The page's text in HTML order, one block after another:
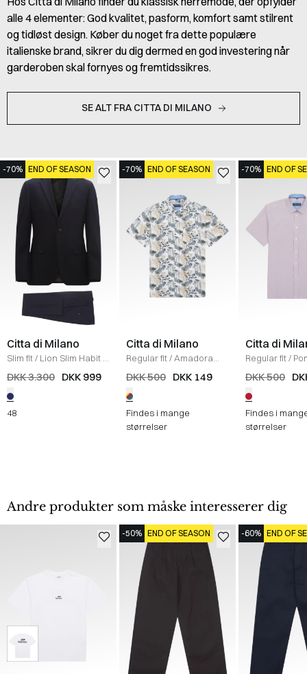
alle 4 elementer: God kvalitet, pasform, komfort samt stilrent
og tidløst design. Køber du noget fra dette populære
italienske brand, sikrer du dig dermed en god investering når
garderoben skal fornyes og fremtidssikres.
SE ALT FRA CITTA DI MILANO
-70% END OF SEASON
Citta di Milano
Slim fit/ Lion Slim Habit
NAVY
DKK 3.300 DKK 999
48
-70% END OF SEASON
Citta di Milano
Regular fit/ Amadora
Skjorte/ WHITE/YELLOW
DKK 500 DKK 149
Findes i mange
størrelser
-70% END OF
Citta di
Regular fit/
Skjorte/ RED/
DKK 500
Findes i
størrelser
Andre produkter som måske interesserer dig
-50% END OF SEASON -60% END OF